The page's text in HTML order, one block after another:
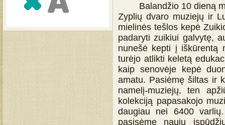
Balandžio 10 dieną
Zyplių dvaro muziejų ir
mielinės tešlos kepė
padaryti zuikiui galvytę,
nunešė kepti į iškūrentą
turėjo atlikti keletą
kaip senovėje kepė
amatu. Pasiėmę šiltas ir
namelį-muziejų, ten
kolekciją papasakojo
daugiau nei 6400
pasisėmę naujų